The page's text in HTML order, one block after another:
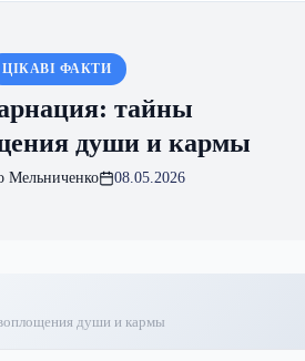
ЦІКАВІ ФАКТИ
тайны
души и кармы
Мельниченко 08.05.2026
души и кармы